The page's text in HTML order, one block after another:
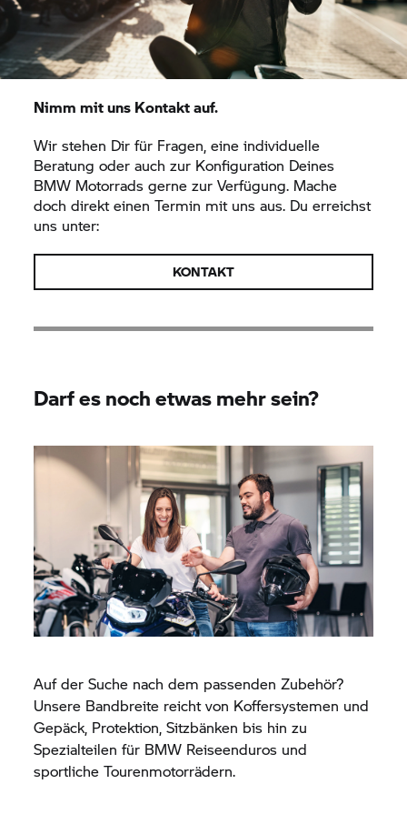
Nimm mit uns Kontakt auf.
Wir stehen Dir für Fragen, eine individuelle
Beratung oder auch zur Konfiguration Deines
BMW Motorrads gerne zur Verfügung. Mache
doch direkt einen Termin mit uns aus. Du erreichst
uns unter:
KONTAKT
Darf es noch etwas mehr sein?
Auf der Suche nach dem passenden Zubehör?
Unsere Bandbreite reicht von Koffersystemen und
Gepäck, Protektion, Sitzbänken bis hin zu
Spezialteilen für BMW Reiseenduros und
sportliche Tourenmotorrädern.